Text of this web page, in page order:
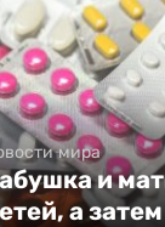
мира
и
а